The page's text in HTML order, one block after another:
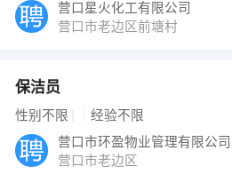
营口星火化工有限公司
营口市老边区前塘村
保洁员
性别不限 经验不限
营口市环盈物业管理有限公司
营口市老边区